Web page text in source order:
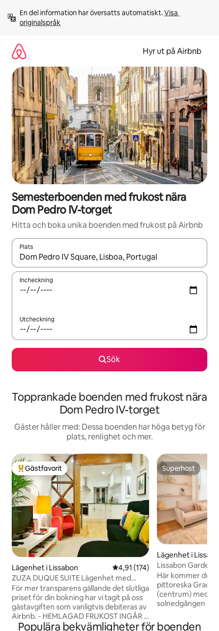
innehåll
En del information har översatts automatiskt. Visa
originalspråk
Hyr ut på Airbnb
Semesterboenden med frukost nära
Dom Pedro IV-torget
Hitta och boka unika boenden med frukost på Airbnb
Plats
När resultaten är tillgängliga kan du navigera med upp- och
Incheckning
Utcheckning
Sök
Topprankade boenden med frukost nära
Dom Pedro IV-torget
Gäster håller med: Dessa boenden har höga betyg för
plats, renlighet och mer.
Populär gästfavorit
Gästfavorit
Lägenhet i Lissabon 4,91 av 5 i genomsnittligt
4,91 (174)
ZUZA DUQUE SUITE Lägenhet med
frukost
För mer transparens gällande det slutliga
priset för din bokning har vi tagit på oss
gästavgiften som vanligtvis debiteras av
Airbnb. - HEMLAGAD FRUKOST INGÅR -
GRATIS WI-FI - EGET
Superhost
Superhost
Lägenhet i
Lissabon Garden
N/D. Town-Baixa
Här kommer du
pittoreska Graça,
(centrum) med
solnedgången
utsikt över Lissabon och Tejo-floden,
Populära bekvämligheter för boenden